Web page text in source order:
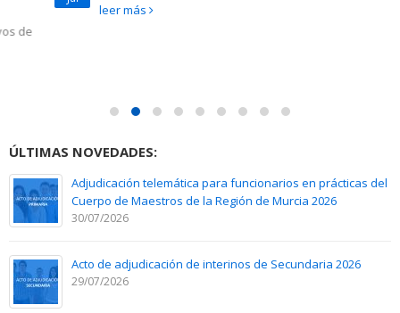
leer más
ÚLTIMAS NOVEDADES:
Adjudicación telemática para funcionarios en prácticas del
Cuerpo de Maestros de la Región de Murcia 2026
30/07/2026
Acto de adjudicación de interinos de Secundaria 2026
29/07/2026